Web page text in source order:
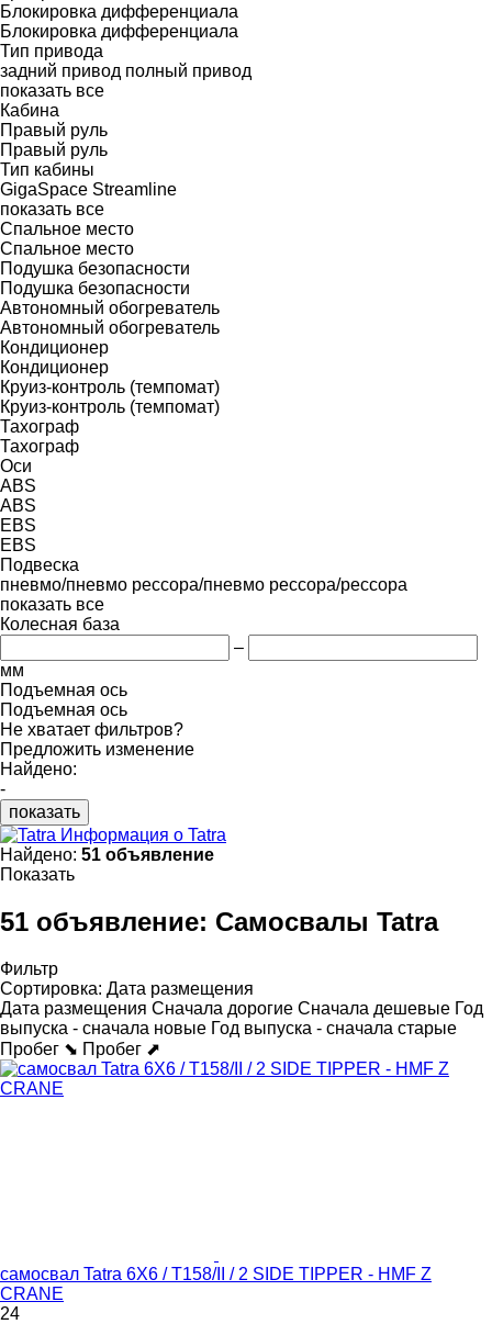
Блокировка дифференциала
Блокировка дифференциала
Тип привода
задний привод полный привод
показать все
Кабина
Правый руль
Правый руль
Тип кабины
GigaSpace Streamline
показать все
Спальное место
Спальное место
Подушка безопасности
Подушка безопасности
Автономный обогреватель
Автономный обогреватель
Кондиционер
Кондиционер
Круиз-контроль (темпомат)
Круиз-контроль (темпомат)
Тахограф
Тахограф
Оси
ABS
ABS
EBS
EBS
Подвеска
пневмо/пневмо рессора/пневмо рессора/рессора
показать все
Колесная база
–
мм
Подъемная ось
Подъемная ось
Не хватает фильтров?
Предложить изменение
Найдено:
-
показать
Информация о Tatra
Найдено: 51 объявление
Показать
51 объявление: Самосвалы Tatra
Фильтр
Сортировка: Дата размещения
Дата размещения Сначала дорогие Сначала дешевые Год
выпуска - сначала новые Год выпуска - сначала старые
Пробег ⬊ Пробег ⬈
самосвал Tatra 6X6 / T158/II / 2 SIDE TIPPER - HMF Z
CRANE
24